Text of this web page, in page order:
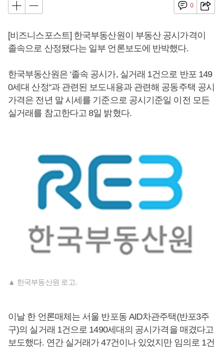
0
[비즈니스포스트] 한국부동산원이 부동산 공시가격이
졸속으로 산정됐다는 일부 언론보도에 반박했다.
한국부동산원은 ‘졸속 공시가, 실거래 1건으로 반포 149
0세대 산정“과 관련된 보도내용과 관련해 공동주택 공시
가격은 전년 말 시세를 기준으로 공시기준일 이전 모든
실거래를 참고한다고 8일 밝혔다.
▲ 한국부동산원 로고.
이날 한 언론매체는 서울 반포동 AID차관주택(반포3주
구)의 실거래 1건으로 1490세대의 공시가격을 매겼다고
보도했다. 연간 실거래가 47건이나 있었지만 임의로 1건